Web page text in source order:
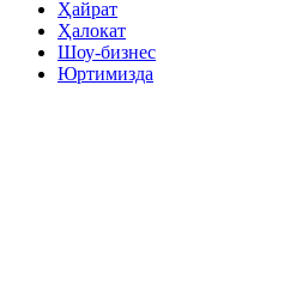
Ҳайрат
Ҳалокат
Шоу-бизнес
Юртимизда